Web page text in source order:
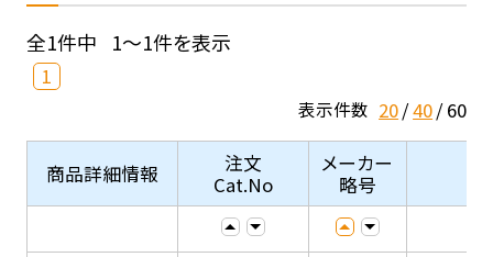
全1件中 1～1件を表示
1
表示件数 20 40 60
商品詳細情報
注文
Cat.No
メーカー
略号